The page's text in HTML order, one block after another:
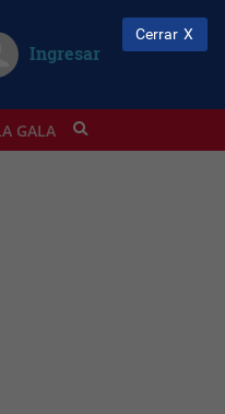
Ingresar
GALA INFOSTYLE
Cerrar